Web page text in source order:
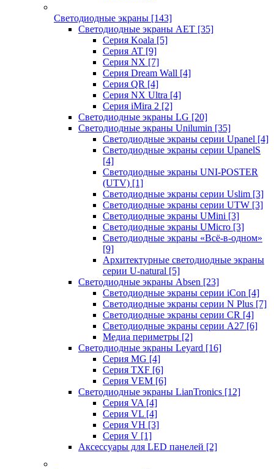
Светодиодные экраны [143]
Светодиодные экраны AET [35]
Cерия Koala [5]
Серия AT [9]
Серия NX [7]
Серия Dream Wall [4]
Серия QR [4]
Серия NX Ultra [4]
Серия iMira 2 [2]
Светодиодные экраны LG [20]
Светодиодные экраны Unilumin [35]
Светодиодные экраны серии Upanel [4]
Светодиодные экраны серии UpanelS
[4]
Светодиодные экраны UNI-POSTER
(UTV) [1]
Светодиодные экраны серии Uslim [3]
Светодиодные экраны серии UTW [3]
Светодиодные экраны UMini [3]
Светодиодные экраны UMicro [3]
Светодиодные экраны «Всё-в-одном»
[9]
Архитектурные светодиодные экраны
серии U-natural [5]
Светодиодные экраны Absen [23]
Светодиодные экраны серии iCon [4]
Светодиодные экраны серии N Plus [7]
Светодиодные экраны серии CR [4]
Светодиодные экраны серии А27 [6]
Медиа периметры [2]
Светодиодные экраны Leyard [16]
Серия MG [4]
Серия TXF [6]
Серия VEM [6]
Светодиодные экраны LianTronics [12]
Серия VA [4]
Серия VL [4]
Серия VH [3]
Серия V [1]
Аксессуары для LED панелей [2]